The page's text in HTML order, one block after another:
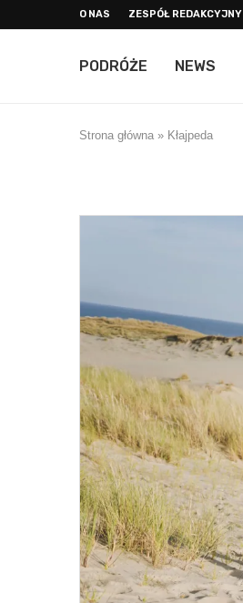
O NAS ZESPÓŁ REDAKCYJNY
PODRÓŻE NEWS
Strona główna » Kłajpeda